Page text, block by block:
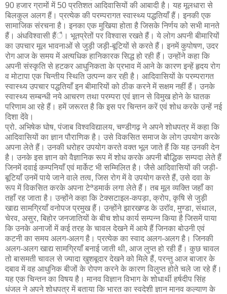
90 हजार ग्रामों में 50 प्रतिशत आदिवासियों की आबादी है। यह मूलधारा से
बिलकुल अलग हैं। प्रत्येक की परम्परागत स्वास्थ्य पद्धतियाँ हैं। इनकी एक
सामाजिक संरचना है। इनका एक मुखिया होता है जिसके निर्णय को सभी मानते
हैं। अंधविश्वासी हैंै। भूतप्रेतों पर विश्वास रखते हैं। ये लोग अपनी बीमारियों
का उपचार मूल भावनाओं से जुड़ी जड़ी-बूटियों से करते हैं। इनमें कुपोषण, उदर
रोग आज के समय में अत्यधिक हानिकारक सिद्ध हो रही हैं। उन्होंने कहा कि
अपनी संस्कृति से हटकर आधुनिकता के प्रभाव में आने के कारण इन्हें हृदय रोग
व मोटापा एक चिन्तीय स्थिति उत्पन्न कर रही है। आदिवासियों के परम्परागत
स्वास्थ्य उपचार पद्धतियाँ इन बीमारियों को ठीक करने में सक्षम नहीं हैं। उनके
स्वास्थ्य सम्बन्धी नये आचरण तथा परम्परा एवं ज्ञान से विमुख होने के घातक
परिणाम आ रहे हैं। हमें जरूरत है कि इस पर चिन्तन करें एवं शोध करके उन्हें नई
दिशा देंवे।
प्रो. अभिषेक घोष, पंजाब विश्वविद्यालय, चण्डीगढ़ ने अपने शोधपत्र में कहा कि
आदिवासियों का ज्ञान पौराणिक है। उसे विकसित समाज के लोग उपयोग करके
अपना लेते हैं। उनकी धरोहर उपयोग करते वक्त भूल जाते हैं कि यह उनकी देन
है। उनके इस ज्ञान को वैज्ञानिक रूप में शोध करके अपनी बौद्धिक सम्पदा लेते हैं
जिनमें दवाई कम्पनियाँ एवं मार्केट भी सम्मिलित है। जैसे आदिवासियों की जड़ी-
बूटियाँ उनमें पाये जाने वाले तत्व, जिस रोग में वे उपयोग करते हैं, उसे दवा के
रूप में विकसित करके अपना टेªडमार्क लगा लेते हैं। तब मूल व्यक्ति जहाँ का
तहाँ रह जाता है। उन्होंने कहा कि टेक्सटाइल-कपड़ा, क्रोप, कृषि से जुड़ी
खाद्य सामग्रियाँ वनोपज प्रमुख हैं। उन्होंने झारखण्ड के उराॅव, मुण्डा, संथाल,
चेरव, असुर, बिहोर जनजातियों के बीच शोध कार्य सम्पन्न किया है जिसमें पाया
कि उनके अनाजों में कई तरह के चावल देखने में आये हैं जिनका बोउनी एवं
कटनी का समय अलग-अलग है। प्रत्येक का स्वाद अलग-अलग है। जिनकी
अलग-अलग खाद्य सामग्रियाँ बनाई जाती थी, आज लुप्त हो रही हैं। कुछ चावल
तो बासमती चावल से ज्यादा खुशबूदार देखने को मिले हैं, परन्तु आज बाजार के
दबाव में वह आधुनिक बीजों के रोपण करने के कारण विलुप्त होते चले जा रहे हैं।
यह एक चिन्तन का विषय है। मानव विज्ञान विभाग के शोधार्थी हर्षदीप सिंह
धंजल ने अपने शोधपत्र में बताया कि भारत का स्वदेशी ज्ञान मानव कल्याण के